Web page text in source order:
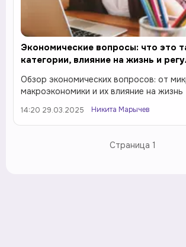
Экономические вопросы: что это
категории, влияние на жизнь и
Обзор экономических вопросов: от
макроэкономики и их влияние на жизнь
14:20 29.03.2025 Никита Марычев
Страница 1